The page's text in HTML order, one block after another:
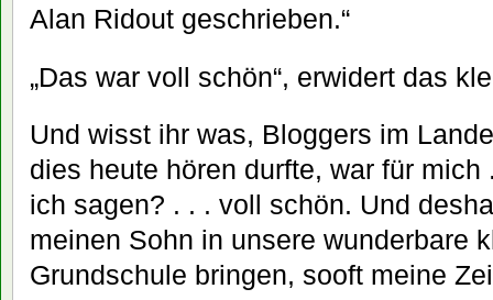
Alan Ridout geschrieben.“
„Das war voll schön“, erwidert das
Und wisst ihr was, Bloggers im
dies heute hören durfte, war für
ich sagen? . . . voll schön. Und
meinen Sohn in unsere wunderbare
Grundschule bringen, sooft meine